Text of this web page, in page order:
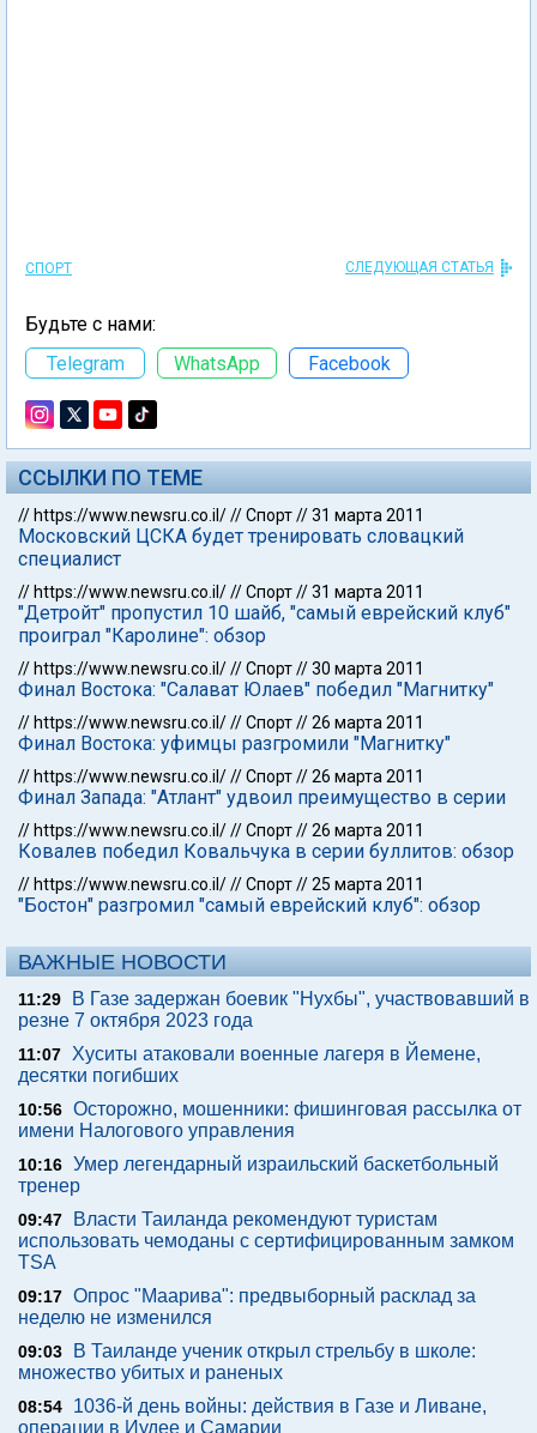
СПОРТ СЛЕДУЮЩАЯ СТАТЬЯ
Будьте с нами:
Telegram
WhatsApp Facebook
ССЫЛКИ ПО ТЕМЕ
// https://www.newsru.co.il///Спорт//31 марта 2011
Московский ЦСКА будет тренировать словацкий
специалист
// https://www.newsru.co.il///Спорт//31 марта 2011
"Детройт" пропустил 10 шайб, "самый еврейский клуб"
проиграл "Каролине": обзор
// https://www.newsru.co.il///Спорт//30 марта 2011
Финал Востока: "Салават Юлаев" победил "Магнитку"
// https://www.newsru.co.il///Спорт//26 марта 2011
Финал Востока: уфимцы разгромили "Магнитку"
// https://www.newsru.co.il///Спорт//26 марта 2011
Финал Запада: "Атлант" удвоил преимущество в серии
// https://www.newsru.co.il///Спорт//26 марта 2011
Ковалев победил Ковальчука в серии буллитов: обзор
// https://www.newsru.co.il///Спорт//25 марта 2011
"Бостон" разгромил "самый еврейский клуб": обзор
ВАЖНЫЕ НОВОСТИ
11:29
В Газе задержан боевик "Нухбы", участвовавший в
резне 7 октября 2023 года
11:07
Хуситы атаковали военные лагеря в Йемене,
десятки погибших
10:56 Осторожно, мошенники: фишинговая рассылка от
имени Налогового управления
10:16 Умер легендарный израильский баскетбольный
тренер
09:47
Власти Таиланда рекомендуют туристам
использовать чемоданы с сертифицированным замком
TSA
09:17 Опрос "Mаарива": предвыборный расклад за
неделю не изменился
09:03
В Таиланде ученик открыл стрельбу в школе:
множество убитых и раненых
08:54
1036-й день войны: действия в Газе и Ливане,
операции в Иудее и Самарии